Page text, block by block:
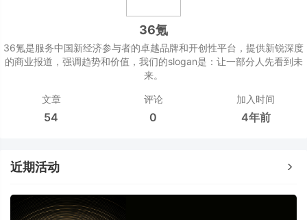
36氪
36氪是服务中国新经济参与者的卓越品牌和开创性平台，提供新锐深度
的商业报道，强调趋势和价值，我们的slogan是：让一部分人先看到未
来。
文章
54
评论
0
加入时间
4年前
近期活动